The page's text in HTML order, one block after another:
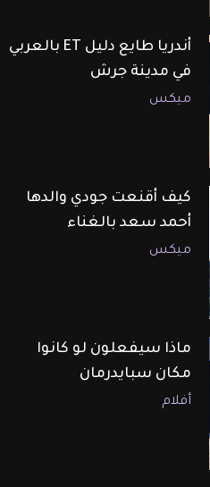
أندريا طايع دليل ET بالعربي
في مدينة جرش
ميكس
كيف أقنعت جودي والدها
أحمد سعد بالغناء
ميكس
ماذا سيفعلون لو كانوا
مكان سبايدرمان
أفلام